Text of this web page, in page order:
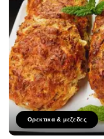
Ορεκτικα & μεζεδες